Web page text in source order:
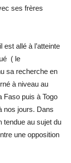
ses frères
est allé à l’atteinte
( le
sa recherche en
à niveau au
Faso puis à Togo
nos jours. Dans
tendue au sujet du
une opposition